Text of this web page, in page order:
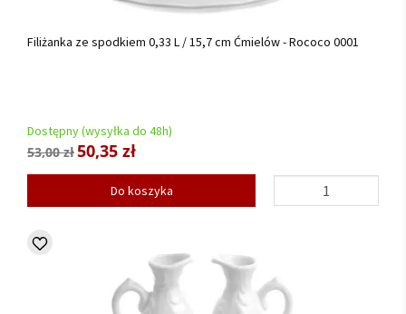
Filiżanka ze spodkiem 0,33 L / 15,7 cm Ćmielów - Rococo 0001
Dostępny (wysyłka do 48h)
53,00 zł50,35 zł
Do koszyka